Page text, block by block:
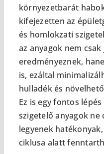
környezetbarát
kifejezetten az
és homlokzati
az anyagok nem
eredményeznek,
is, ezáltal
hulladék és
Ez is egy fontos
szigetelő anyagok ne
legyenek
ciklusa alatt